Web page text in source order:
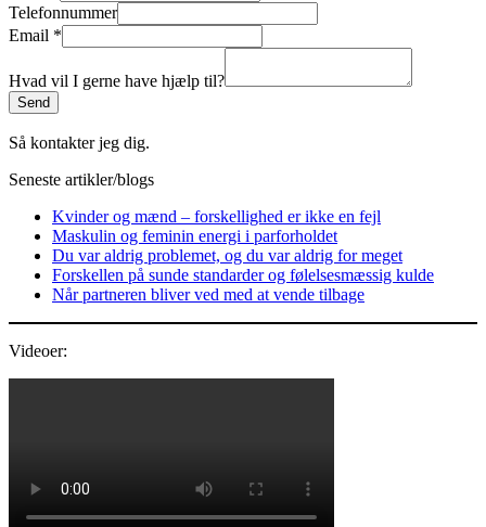
Telefonnummer
Email *
Hvad vil I gerne have hjælp til?
Send
Så kontakter jeg dig.
Seneste artikler/blogs
Kvinder og mænd – forskellighed er ikke en fejl
Maskulin og feminin energi i parforholdet
Du var aldrig problemet, og du var aldrig for meget
Forskellen på sunde standarder og følelsesmæssig kulde
Når partneren bliver ved med at vende tilbage
Videoer: